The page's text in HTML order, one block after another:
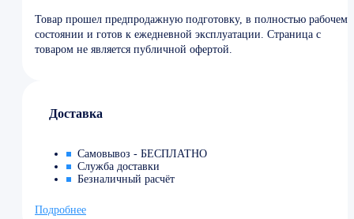
Товар прошел предпродажную подготовку, в полностью рабочем
состоянии и готов к ежедневной эксплуатации. Страница с
товаром не является публичной офертой.
Доставка
Самовывоз - БЕСПЛАТНО
Служба доставки
Безналичный расчёт
Подробнее